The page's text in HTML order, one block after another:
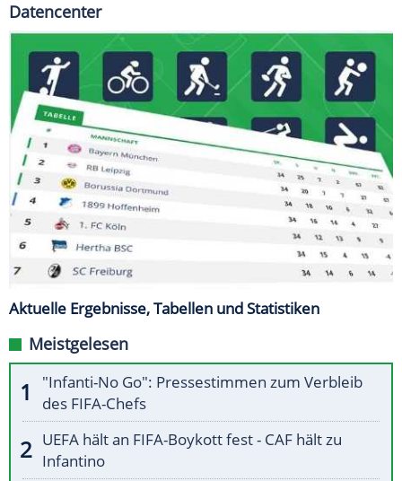
Datencenter
Aktuelle Ergebnisse, Tabellen und Statistiken
Meistgelesen
"Infanti-No Go": Pressestimmen zum Verbleib
des FIFA-Chefs
UEFA hält an FIFA-Boykott fest - CAF hält zu
Infantino